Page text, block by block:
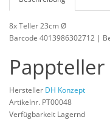
8x Teller 23cm Ø
Barcode 4013986302712 |
Hersteller DH Konzept
Artikelnr. PT00048
Verfügbarkeit Lagernd